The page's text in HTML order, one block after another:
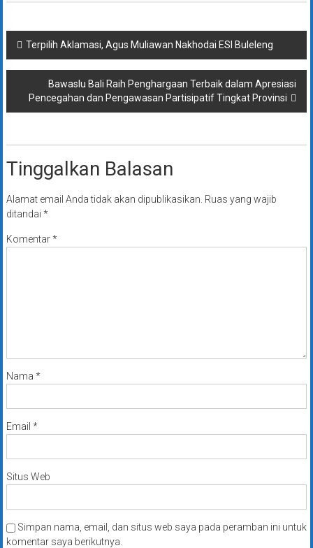
Navigasi
pos
Terpilih Aklamasi, Agus Muliawan Nakhodai ESI Buleleng
Bawaslu Bali Raih Penghargaan Terbaik dalam Apresiasi
Pencegahan dan Pengawasan Partisipatif Tingkat Provinsi
Tinggalkan Balasan
Alamat email Anda tidak akan dipublikasikan. Ruas yang wajib
ditandai *
Komentar*
Nama *
Email *
Situs Web
Simpan nama, email, dan situs web saya pada peramban ini untuk
komentar saya berikutnya.